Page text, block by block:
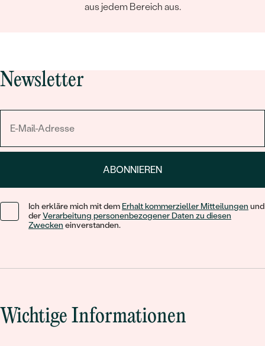
aus jedem Bereich aus.
Newsletter
ABONNIEREN
Ich erkläre mich mit dem Erhalt kommerzieller Mitteilungen und
derVerarbeitung personenbezogener Daten zu diesen
Zwecken einverstanden.
Wichtige Informationen